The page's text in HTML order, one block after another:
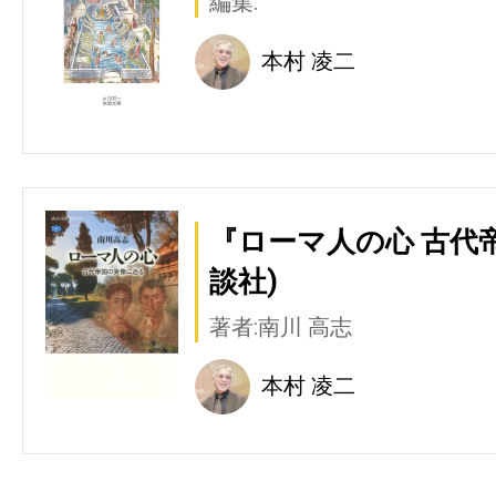
本村 凌二
『ローマ人の心 古
談社)
著者:南川 高志
本村 凌二